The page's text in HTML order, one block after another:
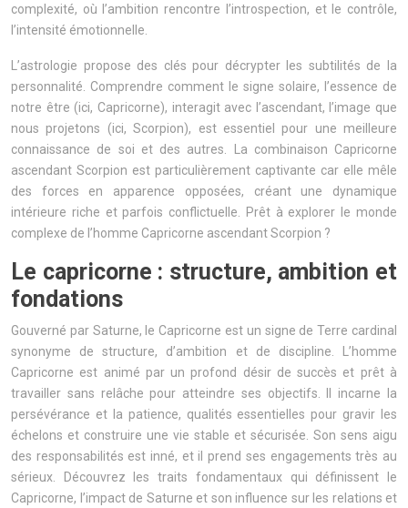
complexité, où l’ambition rencontre l’introspection, et le contrôle,
l’intensité émotionnelle.
L’astrologie propose des clés pour décrypter les subtilités de la
personnalité. Comprendre comment le signe solaire, l’essence de
notre être (ici, Capricorne), interagit avec l’ascendant, l’image que
nous projetons (ici, Scorpion), est essentiel pour une meilleure
connaissance de soi et des autres. La combinaison Capricorne
ascendant Scorpion est particulièrement captivante car elle mêle
des forces en apparence opposées, créant une dynamique
intérieure riche et parfois conflictuelle. Prêt à explorer le monde
complexe de l’homme Capricorne ascendant Scorpion ?
Le capricorne : structure, ambition et
fondations
Gouverné par Saturne, le Capricorne est un signe de Terre cardinal
synonyme de structure, d’ambition et de discipline. L’homme
Capricorne est animé par un profond désir de succès et prêt à
travailler sans relâche pour atteindre ses objectifs. Il incarne la
persévérance et la patience, qualités essentielles pour gravir les
échelons et construire une vie stable et sécurisée. Son sens aigu
des responsabilités est inné, et il prend ses engagements très au
sérieux. Découvrez les traits fondamentaux qui définissent le
Capricorne, l’impact de Saturne et son influence sur les relations et